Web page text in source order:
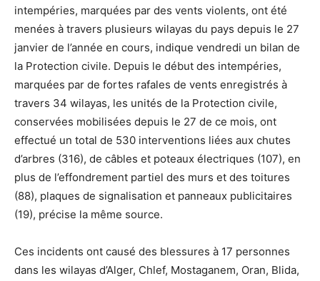
intempéries, marquées par des vents violents, ont été
menées à travers plusieurs wilayas du pays depuis le 27
janvier de l’année en cours, indique vendredi un bilan de
la Protection civile. Depuis le début des intempéries,
marquées par de fortes rafales de vents enregistrés à
travers 34 wilayas, les unités de la Protection civile,
conservées mobilisées depuis le 27 de ce mois, ont
effectué un total de 530 interventions liées aux chutes
d’arbres (316), de câbles et poteaux électriques (107), en
plus de l’effondrement partiel des murs et des toitures
(88), plaques de signalisation et panneaux publicitaires
(19), précise la même source.
Ces incidents ont causé des blessures à 17 personnes
dans les wilayas d’Alger, Chlef, Mostaganem, Oran, Blida,